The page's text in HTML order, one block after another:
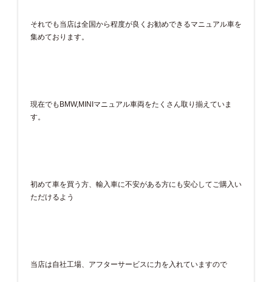
それでも当店は全国から程度が良くお勧めできるマニュアル車を
集めております。
現在でもBMW,MINIマニュアル車両をたくさん取り揃えていま
す。
初めて車を買う方、輸入車に不安がある方にも安心してご購入い
ただけるよう
当店は自社工場、アフターサービスに力を入れていますので